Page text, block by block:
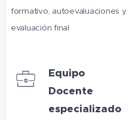
formativo, autoevaluaciones y
evaluación final
Equipo
Docente
especializado